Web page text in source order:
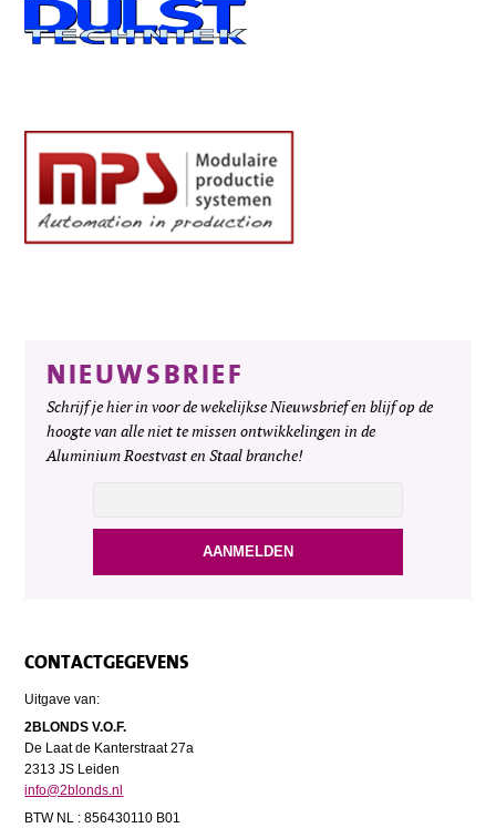
NIEUWSBRIEF
Schrijf je hier in voor de wekelijkse Nieuwsbrief en blijf op de
hoogte van alle niet te missen ontwikkelingen in de
Aluminium Roestvast en Staal branche!
CONTACTGEGEVENS
Uitgave van:
2BLONDS V.O.F.
De Laat de Kanterstraat 27a
2313 JS Leiden
info@2blonds.nl
BTW NL : 856430110 B01